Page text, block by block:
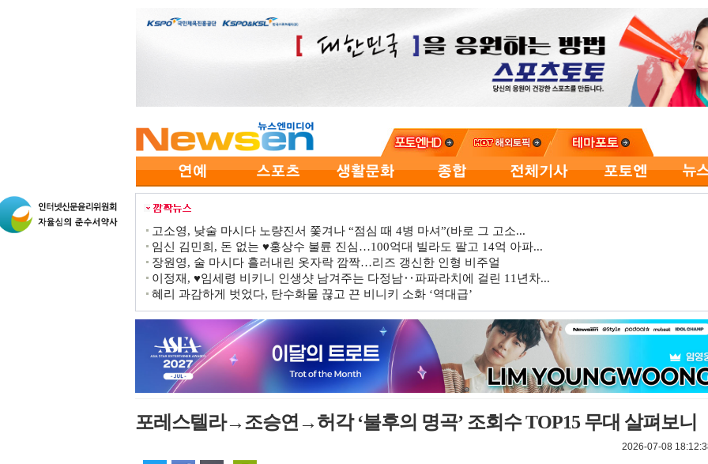
고소영, 낮술 마시다 노량진서 쫓겨나 “점심 때 4병 마셔”(바로 그 고소...
임신 김민희, 돈 없는 ♥홍상수 불륜 진심…100억대 빌라도 팔고 14억 아파...
장원영, 술 마시다 흘러내린 옷자락 깜짝…리즈 갱신한 인형 비주얼
이정재, ♥임세령 비키니 인생샷 남겨주는 다정남‥파파라치에 걸린 11년차...
혜리 과감하게 벗었다, 탄수화물 끊고 끈 비니키 소화 ‘역대급’
포레스텔라→조승연→허각 ‘불후의 명곡’ 조회수 TOP15 무대 살펴보니
2026-07-08